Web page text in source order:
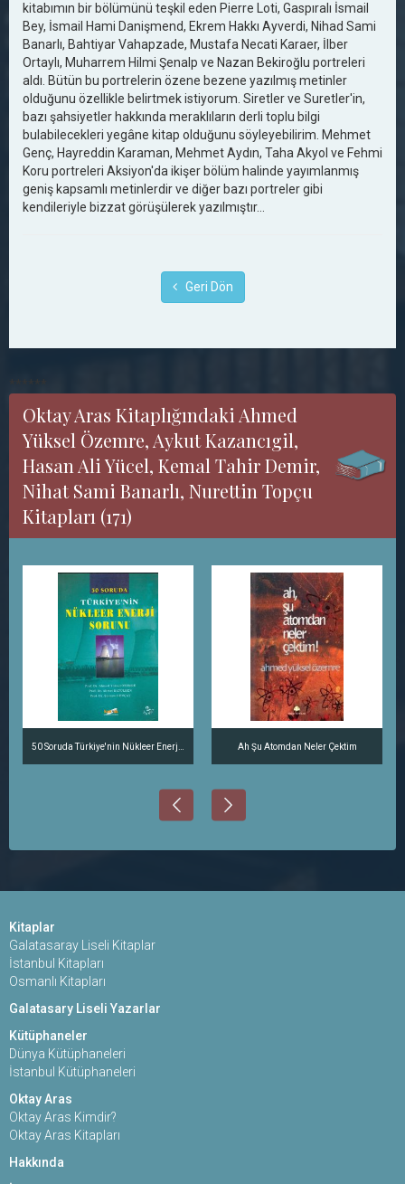
kitabımın bir bölümünü teşkil eden Pierre Loti, Gaspıralı İsmail
Bey, İsmail Hami Danişmend, Ekrem Hakkı Ayverdi, Nihad Sami
Banarlı, Bahtiyar Vahapzade, Mustafa Necati Karaer, İlber
Ortaylı, Muharrem Hilmi Şenalp ve Nazan Bekiroğlu portreleri
aldı. Bütün bu portrelerin özene bezene yazılmış metinler
olduğunu özellikle belirtmek istiyorum. Siretler ve Suretler'in,
bazı şahsiyetler hakkında meraklıların derli toplu bilgi
bulabilecekleri yegâne kitap olduğunu söyleyebilirim. Mehmet
Genç, Hayreddin Karaman, Mehmet Aydın, Taha Akyol ve Fehmi
Koru portreleri Aksiyon'da ikişer bölüm halinde yayımlanmış
geniş kapsamlı metinlerdir ve diğer bazı portreler gibi
kendileriyle bizzat görüşülerek yazılmıştır…
Geri Dön
Oktay Aras Kitaplığındaki Ahmed
Yüksel Özemre, Aykut Kazancıgil,
Hasan Ali Yücel, Kemal Tahir Demir,
Nihat Sami Banarlı, Nurettin Topçu
Kitapları (171)
Ah Şu Atomdan Neler Çektim
Kitaplar
Galatasaray Liseli Kitaplar
İstanbul Kitapları
Osmanlı Kitapları
Galatasary Liseli Yazarlar
Kütüphaneler
Dünya Kütüphaneleri
İstanbul Kütüphaneleri
Oktay Aras
Oktay Aras Kimdir?
Oktay Aras Kitapları
Hakkında